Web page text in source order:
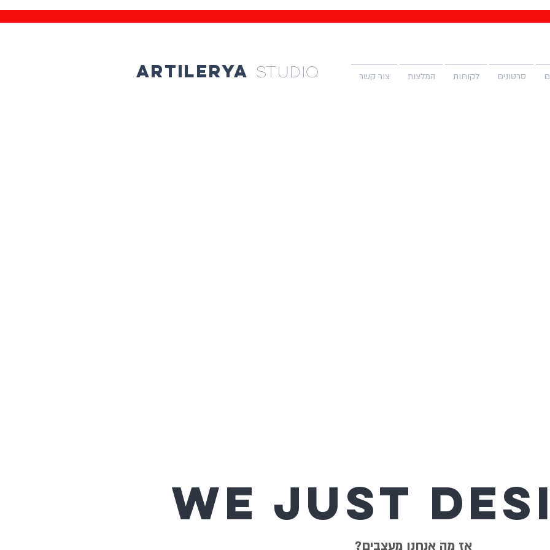
artilerya studio סרטונים לקוחות המלצות צור קשר
אז מה אנחנו מעצבים?